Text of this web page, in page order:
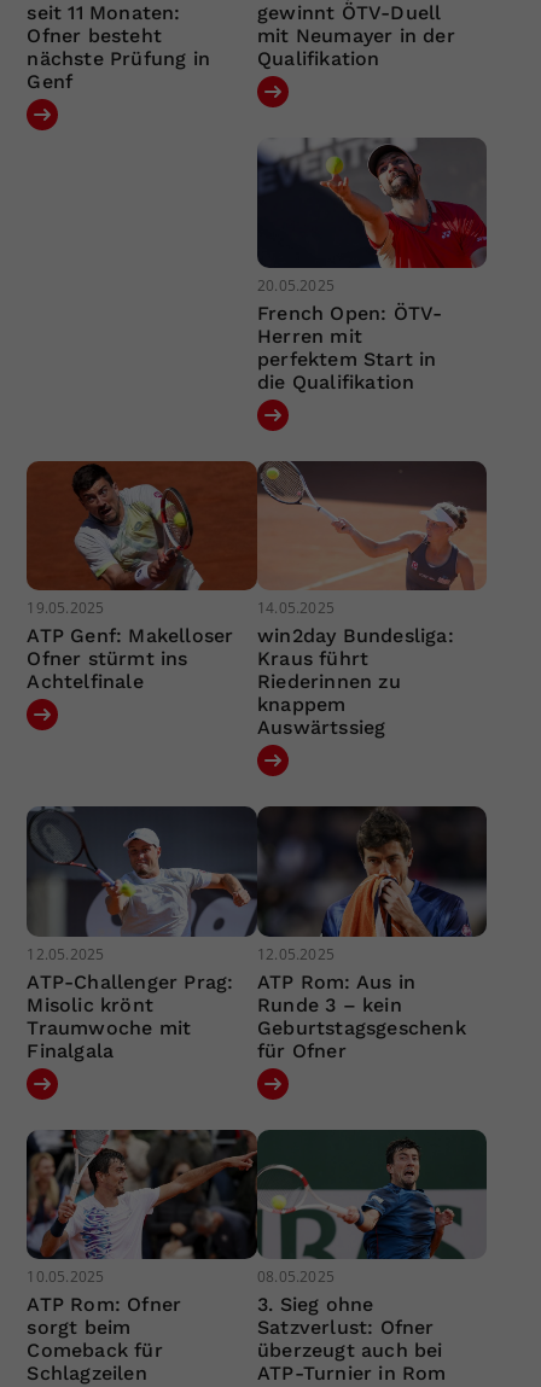
seit 11 Monaten:
Ofner besteht
nächste Prüfung in
Genf
gewinnt ÖTV-Duell
mit Neumayer in der
Qualifikation
20.05.2025
French Open: ÖTV-
Herren mit
perfektem Start in
die Qualifikation
19.05.2025
ATP Genf: Makelloser
Ofner stürmt ins
Achtelfinale
14.05.2025
win2day Bundesliga:
Kraus führt
Riederinnen zu
knappem
Auswärtssieg
12.05.2025
ATP-Challenger Prag:
Misolic krönt
Traumwoche mit
Finalgala
12.05.2025
ATP Rom: Aus in
Runde 3 – kein
Geburtstagsgeschenk
für Ofner
10.05.2025
ATP Rom: Ofner
sorgt beim
Comeback für
Schlagzeilen
08.05.2025
3. Sieg ohne
Satzverlust: Ofner
überzeugt auch bei
ATP-Turnier in Rom